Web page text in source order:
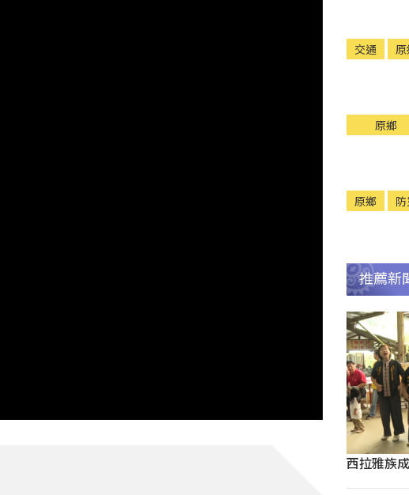
交通
原鄉
原鄉
推薦新
西拉雅族